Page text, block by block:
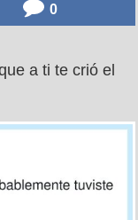
0
a ti te crió el